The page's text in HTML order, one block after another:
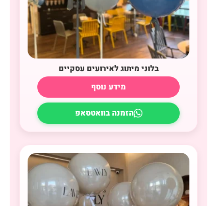
בלוני מיתוג לאירועים עסקיים
מידע נוסף
הזמנה בוואטסאפ